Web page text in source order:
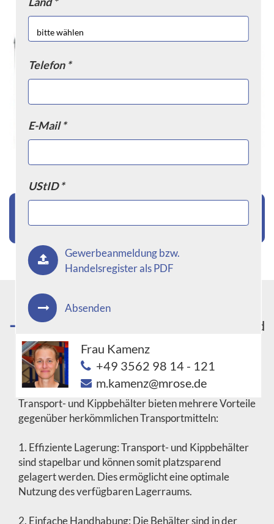
Was sind die Vorteile von Transport- und
Kippbehältern gegenüber
herkömmlichen Transportmitteln?
Transport- und Kippbehälter bieten mehrere Vorteile
gegenüber herkömmlichen Transportmitteln:
1. Effiziente Lagerung: Transport- und Kippbehälter
sind stapelbar und können somit platzsparend
gelagert werden. Dies ermöglicht eine optimale
Nutzung des verfügbaren Lagerraums.
2. Einfache Handhabung: Die Behälter sind in der
Telefon *
E-Mail *
UStID *
Gewerbeanmeldung bzw.
Handelsregister als PDF
Absenden
Frau Kamenz
+49 3562 98 14 - 121
m.kamenz@mrose.de